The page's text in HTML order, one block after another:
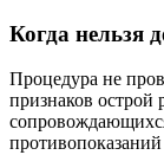
Когда нельзя
Процедура не
признаков острой